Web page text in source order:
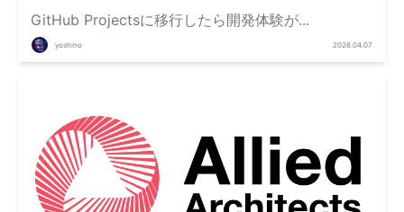
GitHub Projectsに移行したら開発体験が...
yoshino 2026.04.07